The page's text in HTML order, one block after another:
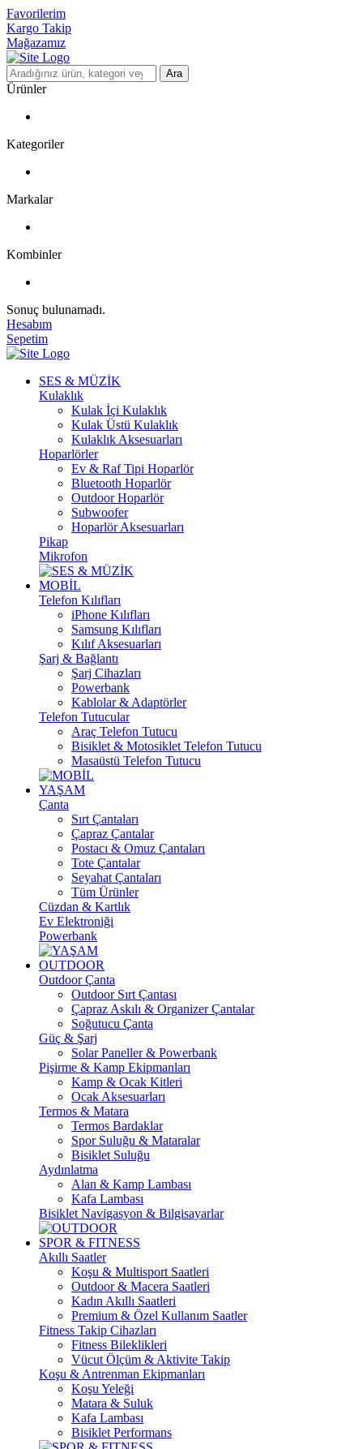
Favorilerim
Kargo Takip
Mağazamız
Ara
Ürünler
Kategoriler
Markalar
Kombinler
Sonuç bulunamadı.
Hesabım
Sepetim
SES & MÜZİK
Kulaklık
Kulak İçi Kulaklık
Kulak Üstü Kulaklık
Kulaklık Aksesuarları
Hoparlörler
Ev & Raf Tipi Hoparlör
Bluetooth Hoparlör
Outdoor Hoparlör
Subwoofer
Hoparlör Aksesuarları
Pikap
Mikrofon
MOBİL
Telefon Kılıfları
iPhone Kılıfları
Samsung Kılıfları
Kılıf Aksesuarları
Şarj & Bağlantı
Şarj Cihazları
Powerbank
Kablolar & Adaptörler
Telefon Tutucular
Araç Telefon Tutucu
Bisiklet & Motosiklet Telefon Tutucu
Masaüstü Telefon Tutucu
YAŞAM
Çanta
Sırt Çantaları
Çapraz Çantalar
Postacı & Omuz Çantaları
Tote Çantalar
Seyahat Çantaları
Tüm Ürünler
Cüzdan & Kartlık
Ev Elektroniği
Powerbank
OUTDOOR
Outdoor Çanta
Outdoor Sırt Çantası
Çapraz Askılı & Organizer Çantalar
Soğutucu Çanta
Güç & Şarj
Solar Paneller & Powerbank
Pişirme & Kamp Ekipmanları
Kamp & Ocak Kitleri
Ocak Aksesuarları
Termos & Matara
Termos Bardaklar
Spor Suluğu & Mataralar
Bisiklet Suluğu
Aydınlatma
Alan & Kamp Lambası
Kafa Lambası
Bisiklet Navigasyon & Bilgisayarlar
SPOR & FITNESS
Akıllı Saatler
Koşu & Multisport Saatleri
Outdoor & Macera Saatleri
Kadın Akıllı Saatleri
Premium & Özel Kullanım Saatler
Fitness Takip Cihazları
Fitness Bileklikleri
Vücut Ölçüm & Aktivite Takip
Koşu & Antrenman Ekipmanları
Koşu Yeleği
Matara & Suluk
Kafa Lambası
Bisiklet Performans